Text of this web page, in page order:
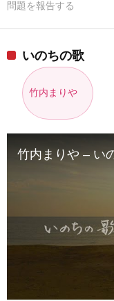
問題を報告する
いのちの歌
竹内まりや
竹内まりや – い